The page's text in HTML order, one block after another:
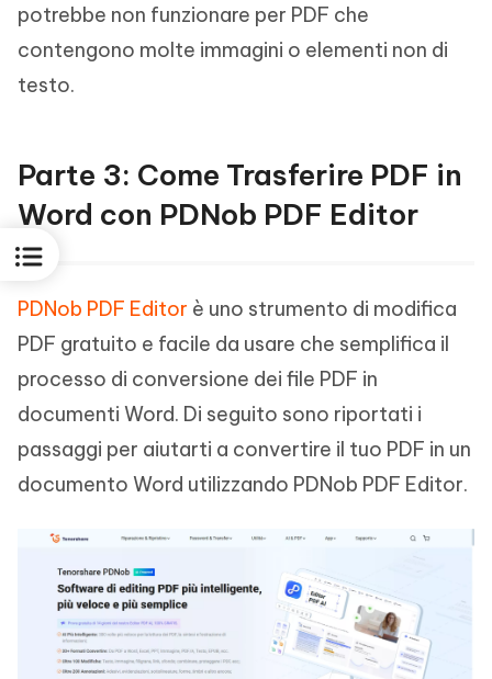
potrebbe non funzionare per PDF che
contengono molte immagini o elementi non di
testo.
Parte 3: Come Trasferire PDF in
Word con PDNob PDF Editor
PDNob PDF Editor è uno strumento di modifica
PDF gratuito e facile da usare che semplifica il
processo di conversione dei file PDF in
documenti Word. Di seguito sono riportati i
passaggi per aiutarti a convertire il tuo PDF in un
documento Word utilizzando PDNob PDF Editor.